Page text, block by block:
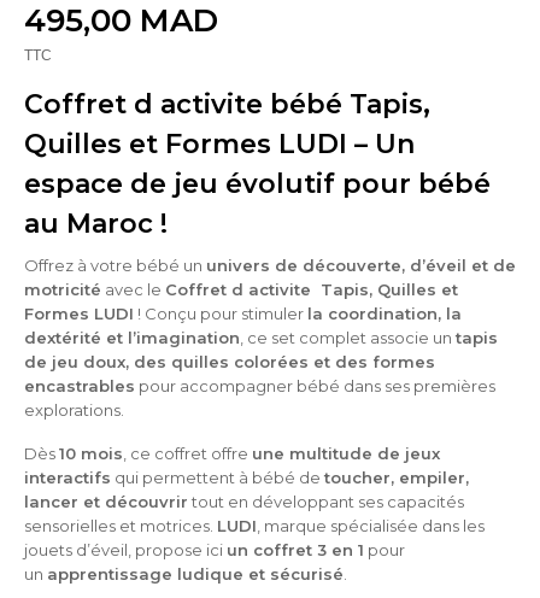
495,00 MAD
TTC
Coffret d activite bébé Tapis,
Quilles et Formes LUDI – Un
espace de jeu évolutif pour bébé
au Maroc !
Offrez à votre bébé un univers de découverte, d’éveil et de
motricité avec le Coffret d activite Tapis, Quilles et
Formes LUDI ! Conçu pour stimuler la coordination, la
dextérité et l’imagination, ce set complet associe un tapis
de jeu doux, des quilles colorées et des formes
encastrables pour accompagner bébé dans ses premières
explorations.
Dès10 mois, ce coffret offre une multitude de jeux
interactifs qui permettent à bébé de toucher, empiler,
lancer et découvrirtout en développant ses capacités
sensorielles et motrices. LUDI, marque spécialisée dans les
jouets d’éveil, propose ici un coffret 3 en 1 pour
un apprentissage ludique et sécurisé.